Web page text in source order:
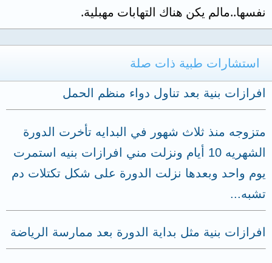
نفسها..مالم يكن هناك التهابات مهبلية.
استشارات طبية ذات صلة
افرازات بنية بعد تناول دواء منظم الحمل
متزوجه منذ ثلاث شهور في البدايه تأخرت الدورة
الشهريه 10 أيام ونزلت مني افرازات بنيه استمرت
يوم واحد وبعدها نزلت الدورة على شكل تكتلات دم
تشبه...
افرازات بنية مثل بداية الدورة بعد ممارسة الرياضة